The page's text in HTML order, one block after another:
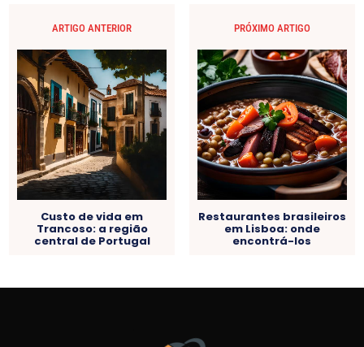
ARTIGO ANTERIOR
Custo de vida em
Trancoso: a região
central de Portugal
PRÓXIMO ARTIGO
Restaurantes brasileiros
em Lisboa: onde
encontrá-los